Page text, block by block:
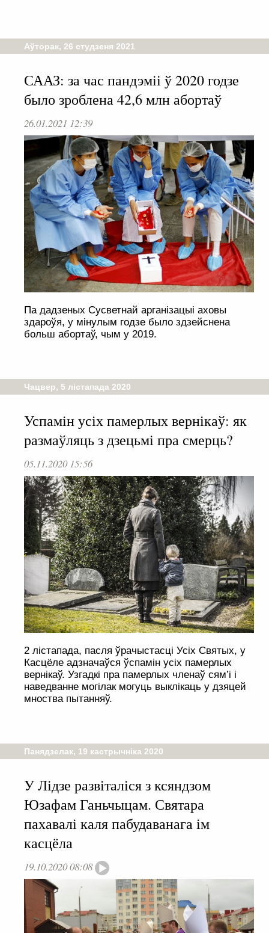
Аўторак, 26 студзеня 2021
СААЗ: за час пандэміі ў 2020 годзе
было зроблена 42,6 млн абортаў
26.01.2021 12:39
Па дадзеных Сусветнай арганізацыі аховы
здароўя, у мінулым годзе было здзейснена
больш абортаў, чым у 2019.
Чацвер, 5 лістапада 2020
Успамін усіх памерлых вернікаў: як
размаўляць з дзецьмі пра смерць?
05.11.2020 15:56
2 лістапада, пасля ўрачыстасці Усіх Святых, у
Касцёле адзначаўся ўспамін усіх памерлых
вернікаў. Узгадкі пра памерлых членаў сям’і і
наведванне могілак могуць выклікаць у дзяцей
мноства пытанняў.
Панядзелак, 19 кастрычніка 2020
У Лідзе развіталіся з ксяндзом
Юзафам Ганьчыцам. Святара
пахавалі каля пабудаванага ім
касцёла
19.10.2020 08:08